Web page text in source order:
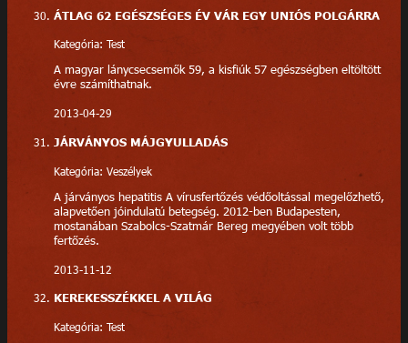
ÁTLAG 62 EGÉSZSÉGES ÉV VÁR EGY UNIÓS POLGÁRRA
Kategória: Test
A magyar lánycsecsemők 59, a kisfiúk 57 egészségben eltöltött
évre számíthatnak.
2013-04-29
JÁRVÁNYOS MÁJGYULLADÁS
Kategória: Veszélyek
A járványos hepatitis A vírusfertőzés védőoltással megelőzhető,
alapvetően jóindulatú betegség. 2012-ben Budapesten,
mostanában Szabolcs-Szatmár Bereg megyében volt több
fertőzés.
2013-11-12
KEREKESSZÉKKEL A VILÁG
Kategória: Test